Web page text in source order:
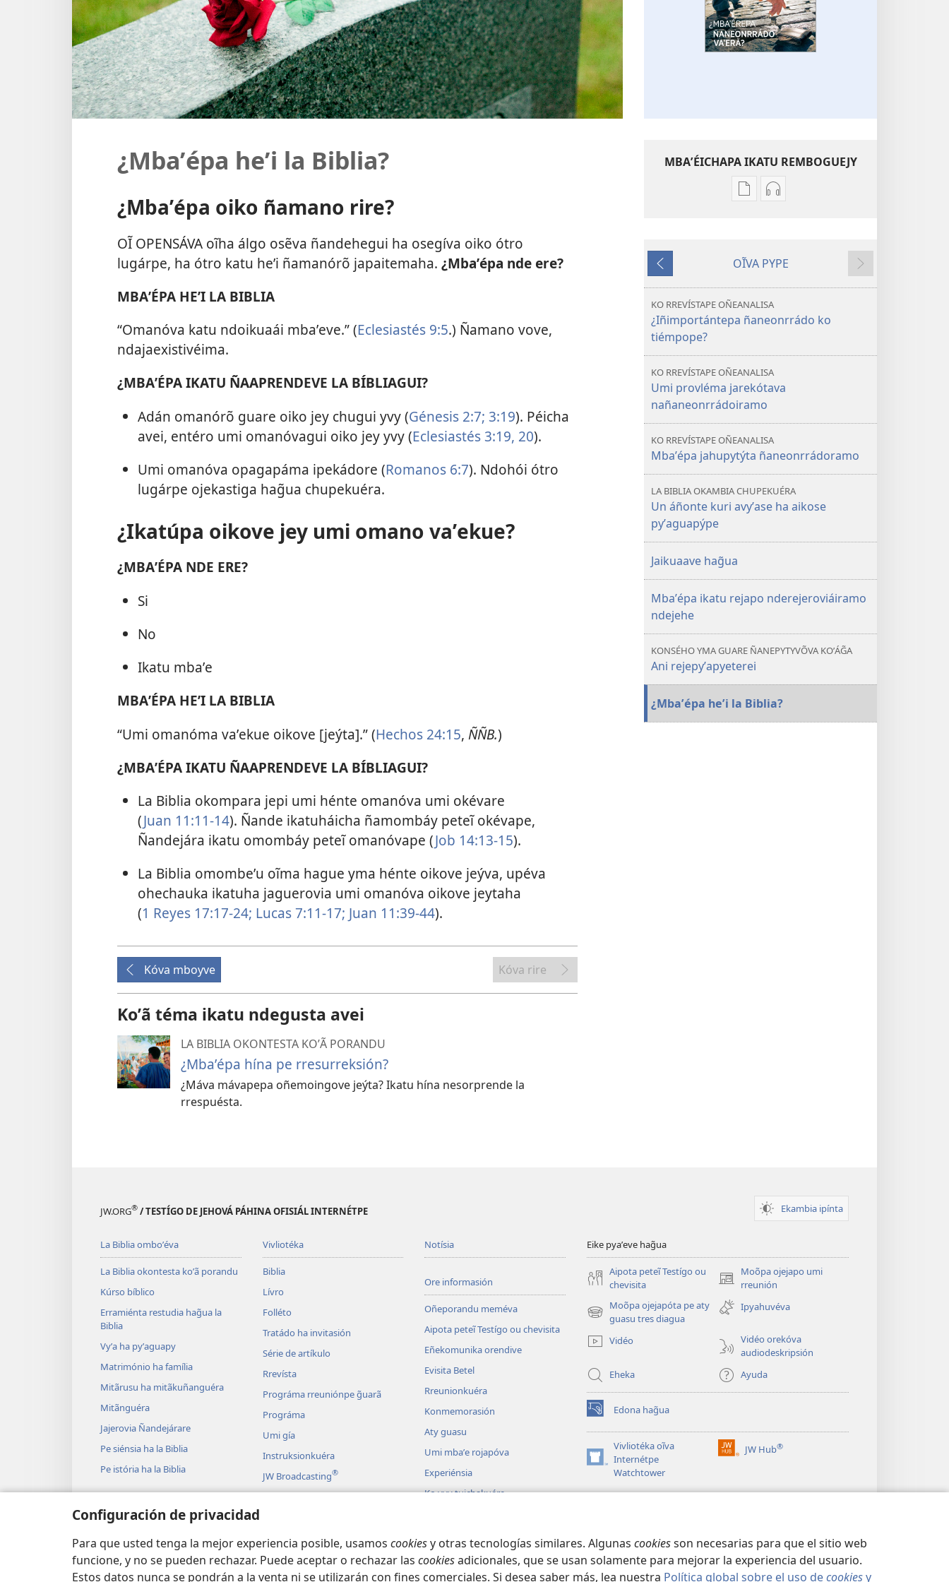
Configuración de privacidad
Para que usted tenga la mejor experiencia posible, usamos cookiesy otras tecnologías similares. Algunas cookiesson necesarias para que el sitio web
funcione, y no se pueden rechazar. Puede aceptar o rechazar las cookiesadicionales, que se usan solamente para mejorar la experiencia del usuario.
Estos datos nunca se pondrán a la venta ni se utilizarán con fines comerciales. Si desea saber más, lea nuestra Política global sobre el uso decookiesy
¿Mbaʼépa heʼi la Biblia?
¿Mbaʼépa oiko ñamano rire?
OĨ OPENSÁVA oĩha álgo osẽva ñandehegui ha osegíva oiko ótro
lugárpe, ha ótro katu heʼi ñamanórõ japaitemaha. ¿Mbaʼépa nde ere?
MBAʼÉPA HEʼI LA BIBLIA
“Omanóva katu ndoikuaái mbaʼeve.” (Eclesiastés 9:5.) Ñamano vove,
ndajaexistivéima.
¿MBAʼÉPA IKATU ÑAAPRENDEVE LA BÍBLIAGUI?
Adán omanórõ guare oiko jey chugui yvy (Génesis 2:7; 3:19). Péicha
avei, entéro umi omanóvagui oiko jey yvy (Eclesiastés 3:19, 20).
Umi omanóva opagapáma ipekádore (Romanos 6:7). Ndohói ótro
lugárpe ojekastiga hag̃ua chupekuéra.
¿Ikatúpa oikove jey umi omano vaʼekue?
¿MBAʼÉPA NDE ERE?
Si
No
Ikatu mbaʼe
MBAʼÉPA HEʼI LA BIBLIA
“Umi omanóma vaʼekue oikove [jeýta].” (Hechos 24:15, ÑÑB.)
¿MBAʼÉPA IKATU ÑAAPRENDEVE LA BÍBLIAGUI?
La Biblia okompara jepi umi hénte omanóva umi okévare
(Juan 11:11-14). Ñande ikatuháicha ñamombáy peteĩ okévape,
Ñandejára ikatu omombáy peteĩ omanóvape (Job 14:13-15).
La Biblia omombeʼu oĩma hague yma hénte oikove jeýva, upéva
ohechauka ikatuha jaguerovia umi omanóva oikove jeytaha
(1 Reyes 17:17-24; Lucas 7:11-17; Juan 11:39-44).
Kóva mboyve Kóva rire
Koʼã téma ikatu ndegusta avei
LA BIBLIA OKONTESTA KOʼÃ PORANDU
¿Mbaʼépa hína pe rresurreksión?
¿Máva mávapepa oñemoingove jeýta? Ikatu hína nesorprende la
rrespuésta.
MBAʼÉICHAPA IKATU REMBOGUEJY
Remboguejy
¿Mbaʼérepa
vaʼerã?
Remboguejy
¿Mbaʼérepa
Kóva
mboyve
OĨVA PYPE
Kóva
rire
KO RREVÍSTAPE OÑEANALISA
¿Iñimportántepa ñaneonrrádo ko
tiémpope?
KO RREVÍSTAPE OÑEANALISA
Umi provléma jarekótava
nañaneonrrádoiramo
KO RREVÍSTAPE OÑEANALISA
Mbaʼépa jahupytýta ñaneonrrádoramo
LA BIBLIA OKAMBIA CHUPEKUÉRA
Un áñonte kuri avyʼase ha aikose
pyʼaguapýpe
Jaikuaave hag̃ua
Mbaʼépa ikatu rejapo nderejeroviáiramo
ndejehe
KONSÉHO YMA GUARE ÑANEPYTYVÕVA KOʼÁG̃A
Ani rejepyʼapyeterei
¿Mbaʼépa heʼi la Biblia?
JW.ORG® / TESTÍGO DE JEHOVÁ PÁHINA OFISIÁL INTERNÉTPE Ekambia ipínta
La Biblia omboʼéva
La Biblia okontesta koʼã porandu
Kúrso bíblico
Erramiénta restudia hag̃ua la
Biblia
Vyʼa ha pyʼaguapy
Matrimónio ha família
Mitãrusu ha mitãkuñanguéra
Mitãnguéra
Jajerovia Ñandejárare
Pe siénsia ha la Biblia
Pe istória ha la Biblia
Vivliotéka
Biblia
Lívro
Folléto
Tratádo ha invitasión
Série de artíkulo
Rrevísta
Prográma rreuniónpe g̃uarã
Prográma
Umi gía
Instruksionkuéra
JW Broadcasting®
Vidéo
Audiodráma
Notísia
Ore informasión
Oñeporandu meméva
Aipota peteĩ Testígo ou chevisita
Eñekomunika orendive
Evisita Betel
Rreunionkuéra
Konmemorasión
Aty guasu
Umi mbaʼe rojapóva
Experiénsia
Ko yvy tuichakuére
Eike pyaʼeve hag̃ua
Aipota peteĩ Testígo ou
chevisita
Moõpa ojejapo umi
rreunión
(abre
una
nueva
Moõpa ojejapóta pe aty
guasu tres diagua
(abre
nueva
Ipyahuvéva
Vidéo
Vidéo orekóva
audiodeskripsión
Eheka
Ayuda
Edona hag̃ua
(abre
una
ventana)
Vivliotéka oĩva
Internétpe
Watchtower
(abre
nueva
JW Hub®
(abre
ventana)